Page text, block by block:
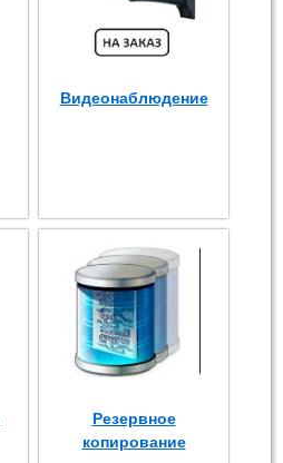
Видеонаблюдение
Резервное
копирование